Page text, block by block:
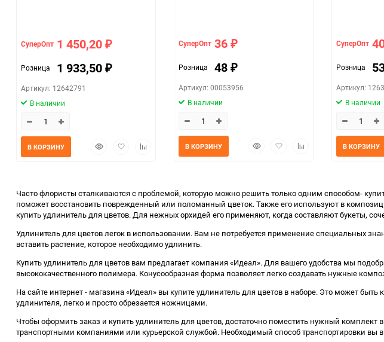
СуперОпт 1 450,20 ₽
Розница 1 933,50 ₽
Артикул: 12642791
В наличии
БыстрыйДобавитьДобавить
В КОРЗИНУ
СуперОпт 36 ₽
Розница 48 ₽
Артикул: 00053956
В наличии
БыстрыйДобавитьДобавить
В КОРЗИНУ
СуперОпт
Розница
Артикул:
В наличии
В КОРЗИНУ
Часто флористы сталкиваются с проблемой, которую можно решить только одним способом-
поможет восстановить поврежденный или поломанный цветок. Также его используют в
купить удлинитель для цветов. Для нежных орхидей его применяют, когда составляют букеты,
Удлинитель для цветов легок в использовании. Вам не потребуется применение специальных
вставить растение, которое необходимо удлинить.
Купить удлинитель для цветов вам предлагает компания «Идеал». Для вашего удобства мы
высококачественного полимера. Конусообразная форма позволяет легко создавать нужные
На сайте интернет - магазина «Идеал» вы купите удлинитель для цветов в наборе. Это может
удлинителя, легко и просто обрезается ножницами.
Чтобы оформить заказ и купить удлинитель для цветов, достаточно поместить нужный
транспортными компаниями или курьерской службой. Необходимый способ транспортировки вы